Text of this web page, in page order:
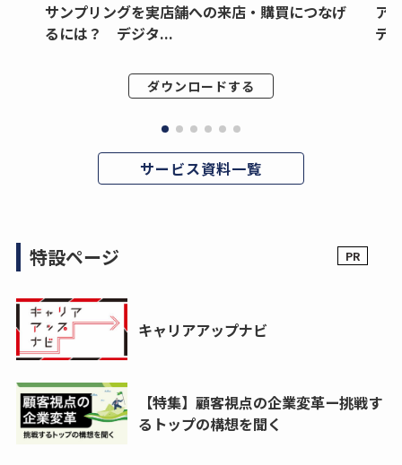
サンプリングを実店舗への来店・購買につなげ
るには？ デジタ...
ダウンロードする
ア
デ
サービス資料一覧
特設ページ
キャリアアップナビ
【特集】顧客視点の企業変革ー挑戦す
るトップの構想を聞く